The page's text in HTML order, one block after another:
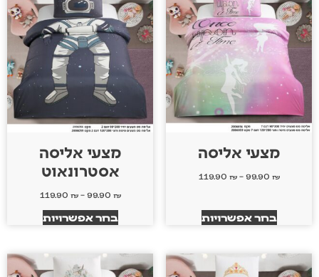
מצעי אליסה
99.90 ₪
–
119.90 ₪
בחר אפשרויות
מצעי אליסה
אסטרונאוט
99.90 ₪
–
119.90 ₪
בחר אפשרויות